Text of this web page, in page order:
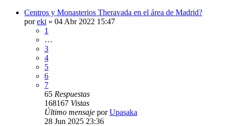
Centros y Monasterios Theravada en el área de Madrid?
poreki » 04 Abr 2022 15:47
1
…
3
4
5
6
7
65 Respuestas
168167 Vistas
Último mensaje porUpasaka
28 Jun 2025 23:36